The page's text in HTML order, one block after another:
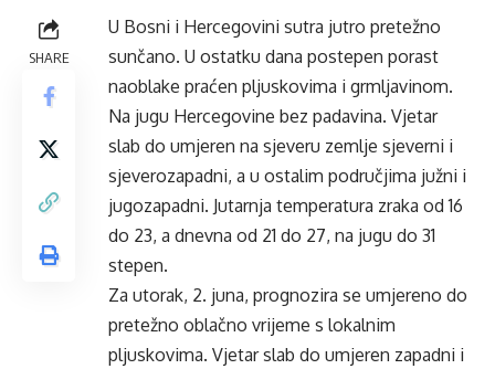
SHARE
U Bosni i Hercegovini sutra jutro pretežno
sunčano. U ostatku dana postepen porast
naoblake praćen pljuskovima i grmljavinom.
Na jugu Hercegovine bez padavina. Vjetar
slab do umjeren na sjeveru zemlje sjeverni i
sjeverozapadni, a u ostalim područjima južni i
jugozapadni. Jutarnja temperatura zraka od 16
do 23, a dnevna od 21 do 27, na jugu do 31
stepen.
Za utorak, 2. juna, prognozira se umjereno do
pretežno oblačno vrijeme s lokalnim
pljuskovima. Vjetar slab do umjeren zapadni i